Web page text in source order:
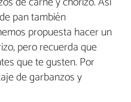
pan también
propuesta hacer un
pero recuerda que
que te gusten. Por
de garbanzos y